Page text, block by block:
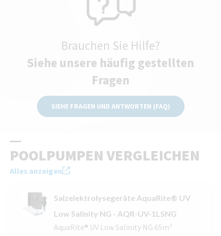
Brauchen Sie Hilfe?
Siehe unsere häufig gestellten
Fragen
SIEHE FRAGEN UND ANTWORTEN (FAQ)
POOLPUMPEN VERGLEICHEN
Alles anzeigen
Salzelektrolysegeräte AquaRite® UV
Low Salinity NG - AQR-UV-1LSNG
AquaRite® UV Low Salinity NG 65m³